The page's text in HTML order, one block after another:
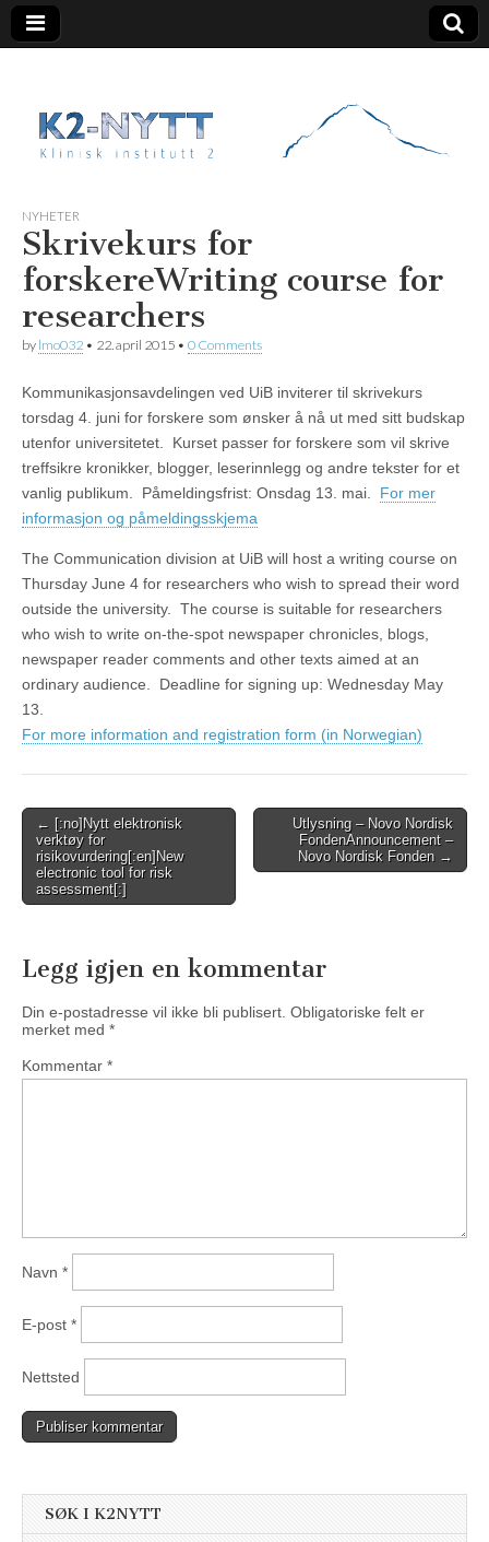
K2 Nytt
NYHETER
Skrivekurs for
forskereWriting course for
researchers
by lmo032 • 22. april 2015 • 0 Comments
Kommunikasjonsavdelingen ved UiB inviterer til skrivekurs
torsdag 4. juni for forskere som ønsker å nå ut med sitt budskap
utenfor universitetet. Kurset passer for forskere som vil skrive
treffsikre kronikker, blogger, leserinnlegg og andre tekster for et
vanlig publikum. Påmeldingsfrist: Onsdag 13. mai. For mer
informasjon og påmeldingsskjema
The Communication division at UiB will host a writing course on
Thursday June 4 for researchers who wish to spread their word
outside the university. The course is suitable for researchers
who wish to write on-the-spot newspaper chronicles, blogs,
newspaper reader comments and other texts aimed at an
ordinary audience. Deadline for signing up: Wednesday May
13.
For more information and registration form (in Norwegian)
Post
navigation
← [:no]Nytt elektronisk
verktøy for
risikovurdering[:en]New
electronic tool for risk
assessment[:]
Utlysning – Novo Nordisk
FondenAnnouncement –
Novo Nordisk Fonden→
Legg igjen en kommentar
Din e-postadresse vil ikke bli publisert. Obligatoriske felt er
merket med *
Kommentar *
Navn *
E-post *
Nettsted
SØK I K2NYTT